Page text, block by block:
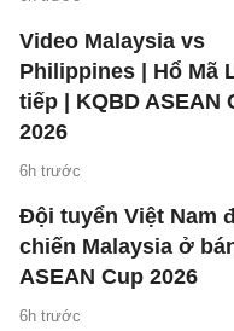
Video Malaysia vs
Philippines | Hổ Mã
tiếp | KQBD ASEAN
2026
6h trước
Đội tuyển Việt Nam
chiến Malaysia ở
ASEAN Cup 2026
6h trước